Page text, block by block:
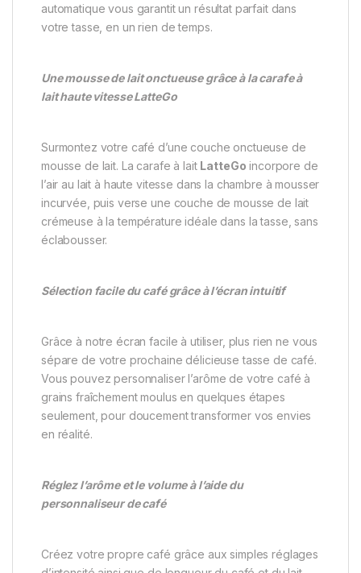
automatique vous garantit un résultat parfait dans
votre tasse, en un rien de temps.
Une mousse de lait onctueuse grâce à la carafe à
lait haute vitesse LatteGo
Surmontez votre café d’une couche onctueuse de
mousse de lait. La carafe à lait LatteGo incorpore de
l’air au lait à haute vitesse dans la chambre à mousser
incurvée, puis verse une couche de mousse de lait
crémeuse à la température idéale dans la tasse, sans
éclabousser.
Sélection facile du café grâce à l’écran intuitif
Grâce à notre écran facile à utiliser, plus rien ne vous
sépare de votre prochaine délicieuse tasse de café.
Vous pouvez personnaliser l’arôme de votre café à
grains fraîchement moulus en quelques étapes
seulement, pour doucement transformer vos envies
en réalité.
Réglez l’arôme et le volume à l’aide du
personnaliseur de café
Créez votre propre café grâce aux simples réglages